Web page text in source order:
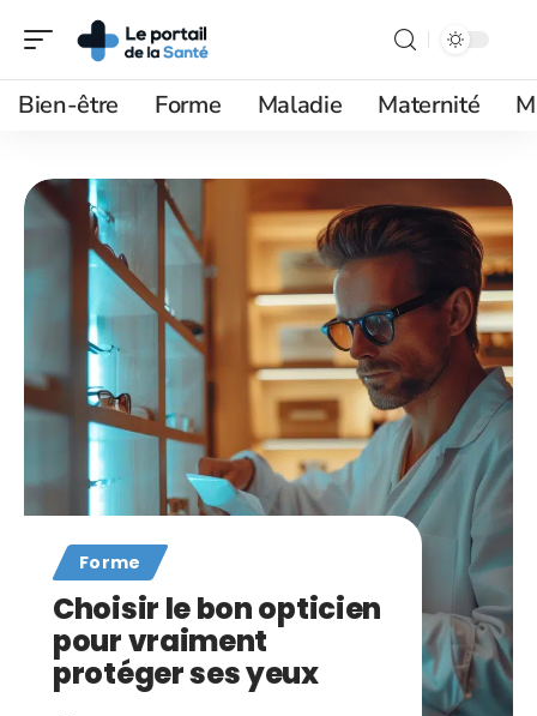
Bien-être Forme Maladie Maternité
Forme
Choisir le bon opticien
pour vraiment
protéger ses yeux